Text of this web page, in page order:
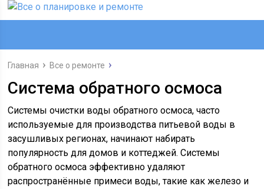
Главная Все о ремонте
Система обратного осмоса
Системы очистки воды обратного осмоса, часто
используемые для производства питьевой воды в
засушливых регионах, начинают набирать
популярность для домов и коттеджей.Системы
обратного осмоса эффективно удаляют
распространённые примеси воды, такие как железо и